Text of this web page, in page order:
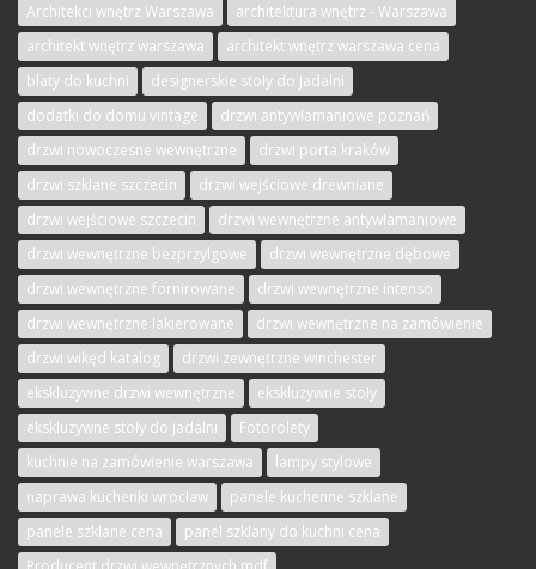
Architekci wnętrz Warszawa
architektura wnętrz - Warszawa
architekt wnętrz warszawa
architekt wnętrz warszawa cena
blaty do kuchni
designerskie stoły do jadalni
dodatki do domu vintage
drzwi antywłamaniowe poznań
drzwi nowoczesne wewnętrzne
drzwi porta kraków
drzwi szklane szczecin
drzwi wejściowe drewniane
drzwi wejściowe szczecin
drzwi wewnętrzne antywłamaniowe
drzwi wewnętrzne bezprzylgowe
drzwi wewnętrzne dębowe
drzwi wewnętrzne fornirowane
drzwi wewnętrzne intenso
drzwi wewnętrzne lakierowane
drzwi wewnętrzne na zamówienie
drzwi wikęd katalog
drzwi zewnętrzne winchester
ekskluzywne drzwi wewnętrzne
ekskluzywne stoły
ekskluzywne stoły do jadalni
Fotorolety
kuchnie na zamówienie warszawa
lampy stylowe
naprawa kuchenki wrocław
panele kuchenne szklane
panele szklane cena
panel szklany do kuchni cena